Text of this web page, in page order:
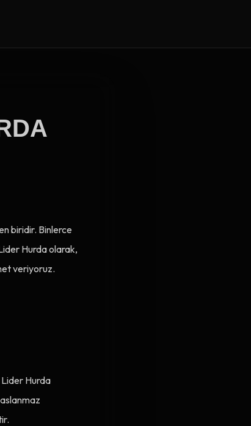
biridir. Binlerce
Hurda olarak,
veriyoruz.
Hurda